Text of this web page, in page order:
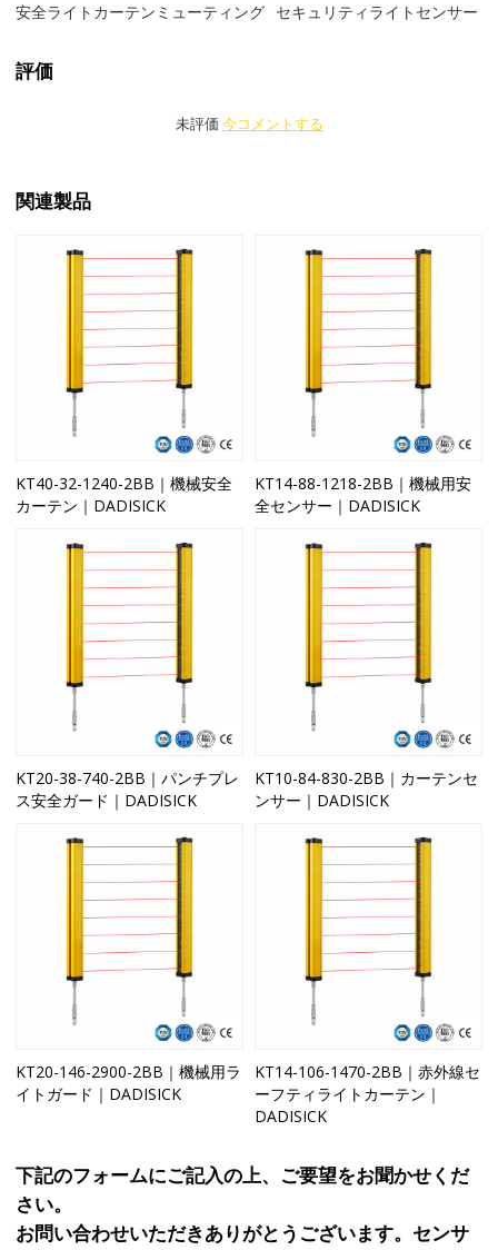
安全ライトカーテンミューティング セキュリティライトセンサー
評価
未評価 今コメントする
関連製品
KT40-32-1240-2BB｜機械安全
カーテン｜DADISICK
KT14-88-1218-2BB｜機械用安
全センサー｜DADISICK
KT20-38-740-2BB｜パンチプレ
ス安全ガード｜DADISICK
KT10-84-830-2BB｜カーテンセ
ンサー｜DADISICK
KT20-146-2900-2BB｜機械用ラ
イトガード｜DADISICK
KT14-106-1470-2BB｜赤外線セ
ーフティライトカーテン｜
DADISICK
下記のフォームにご記入の上、ご要望をお聞かせくだ
さい。
お問い合わせいただきありがとうございます。センサ